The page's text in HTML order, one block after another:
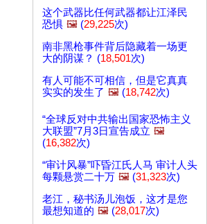
这个武器比任何武器都让江泽民
恐惧 🖼️ (29,225次)
南非黑枪事件背后隐藏着一场更
大的阴谋？ (18,501次)
有人可能不可相信，但是它真真
实实的发生了 🖼️ (18,742次)
“全球反对中共输出国家恐怖主义
大联盟”7月3日宣告成立 🖼️
(16,382次)
“审计风暴”吓昏江氏人马 审计人头
每颗悬赏二十万 🖼️ (31,323次)
老江，秘书汤儿泡饭，这才是您
最想知道的 🖼️ (28,017次)